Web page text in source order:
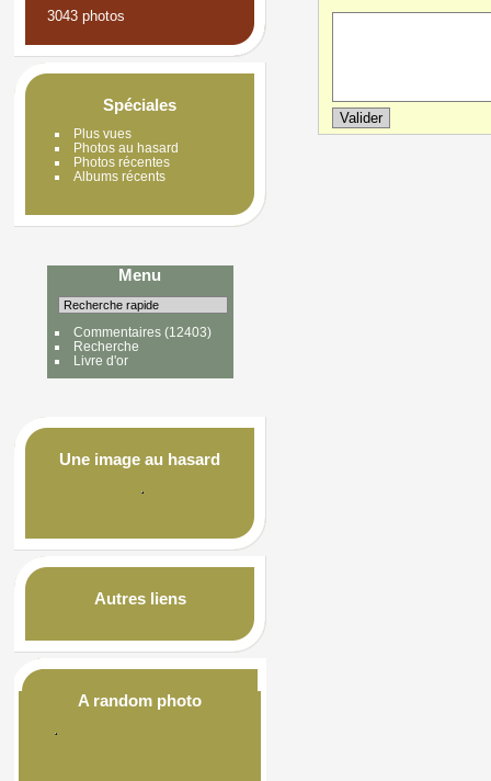
3043 photos
Spéciales
Plus vues
Photos au hasard
Photos récentes
Albums récents
Menu
Commentaires(12403)
Recherche
Livre d'or
Une image au hasard
Autres liens
A random photo